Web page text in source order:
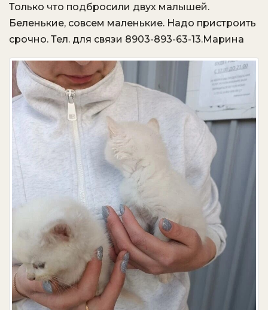
VK OK.ru
Только что подбросили двух малышей.
Беленькие, совсем маленькие. Надо пристроить
срочно. Тел. для связи 8903-893-63-13.Марина